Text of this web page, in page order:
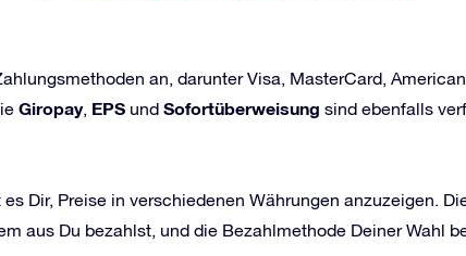
an, darunter Visa, MasterCard,
Giropay, EPS und Sofortüberweisung sind ebenfalls
Dir, Preise in verschiedenen Währungen anzuzeigen.
aus Du bezahlst, und die Bezahlmethode Deiner Wahl